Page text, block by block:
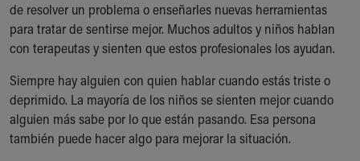
de resolver un problema o enseñarles nuevas herramientas
para tratar de sentirse mejor. Muchos adultos y niños hablan
con terapeutas y sienten que estos profesionales los ayudan.
Siempre hay alguien con quien hablar cuando estás triste o
deprimido. La mayoría de los niños se sienten mejor cuando
alguien más sabe por lo que están pasando. Esa persona
también puede hacer algo para mejorar la situación.